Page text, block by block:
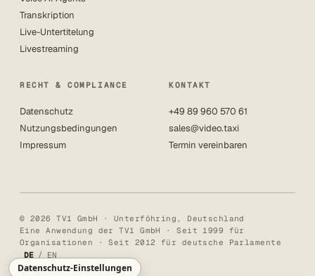
Transkription
Live-Untertitelung
Livestreaming
RECHT & COMPLIANCE
Datenschutz
Nutzungsbedingungen
Impressum
KONTAKT
+49 89 960 570 61
sales@video.taxi
Termin vereinbaren
© 2026 TV1 GmbH · Unterföhring, Deutschland
Eine Anwendung der TV1 GmbH · Seit 1999 für
Organisationen · Seit 2012 für deutsche Parlamente
DE / EN
Datenschutz-Einstellungen